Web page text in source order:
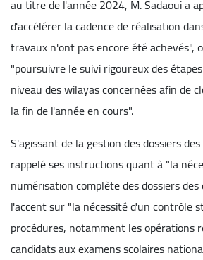
au titre de l'année 2024, M. Sadaoui a
d'accélérer la cadence de réalisation
travaux n'ont pas encore été achevés",
"poursuivre le suivi rigoureux des
niveau des wilayas concernées afin de
la fin de l'année en cours".
S'agissant de la gestion des dossiers
rappelé ses instructions quant à "la
numérisation complète des dossiers
l'accent sur "la nécessité d'un contrôle
procédures, notamment les opérations
candidats aux examens scolaires